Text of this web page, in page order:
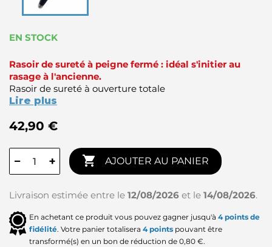
EN STOCK
Rasoir de sureté à peigne fermé : idéal s'initier au
rasage à l'ancienne.
Rasoir de sureté à ouverture totale
Lire plus
42,90 €
− +  AJOUTER AU PANIER
Livraison estimée entre le 12/08/2026 et le 14/08/2026.
En achetant ce produit vous pouvez gagner jusqu'à 4points de
fidélité. Votre panier totalisera 4points pouvant être
transformé(s) en un bon de réduction de 0,80 €.